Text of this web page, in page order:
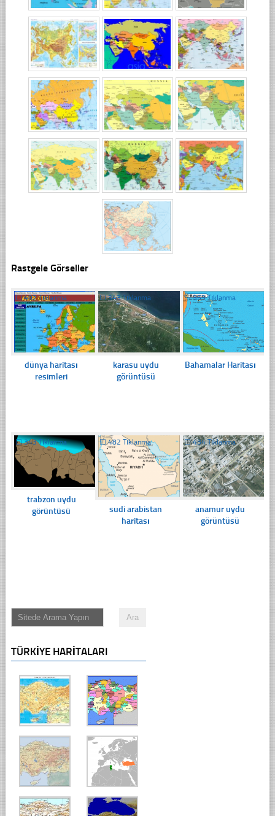
Rastgele Görseller
☐492 Tıklanma
dünya haritası
resimleri
☐343 Tıklanma
karasu uydu
görüntüsü
☐353 Tıklanma
Bahamalar Haritası
☐343 Tıklanma
trabzon uydu
görüntüsü
☐482 Tıklanma
sudi arabistan
haritası
☐434 Tıklanma
anamur uydu
görüntüsü
TÜRKIYE HARITALARI